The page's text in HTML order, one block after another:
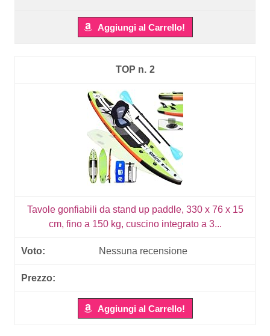
Aggiungi al Carrello!
2
Tavole gonfiabili da stand up paddle, 330 x 76 x 15
cm, fino a 150 kg, cuscino integrato a 3...
Nessuna recensione
Aggiungi al Carrello!